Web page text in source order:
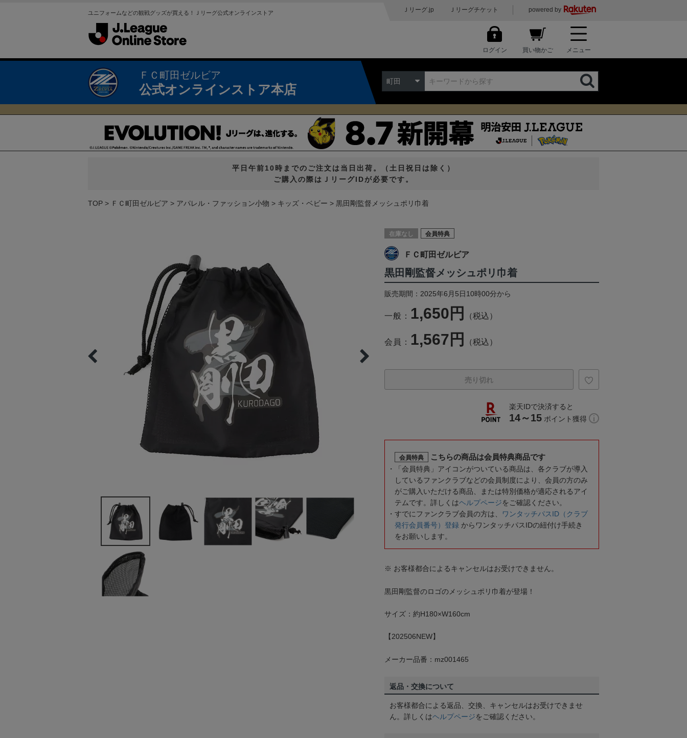
ユニフォームなどの観戦グッズが買える！Ｊリーグ公式オンラインストア Ｊリーグ.jp Ｊリーグチケット powered by
ログイン 買い物かご メニュー
ＦＣ町田ゼルビア
公式オンラインストア本店
町田
平日午前10時までのご注文は当日出荷。（土日祝日は除く）
ご購入の際はＪリーグIDが必要です。
TOP ＦＣ町田ゼルビア アパレル・ファッション小物 キッズ・ベビー 黒田剛監督メッシュポリ巾着
在庫なし 会員特典
ＦＣ町田ゼルビア
黒田剛監督メッシュポリ巾着
販売期間：2025年6月5日10時00分から
一般： 1,650円 （税込）
会員： 1,567円 （税込）
売り切れ
楽天IDで決済すると
14～15 ポイント獲得
会員特典 こちらの商品は会員特典商品です
「会員特典」アイコンがついている商品は、各クラブが導入
しているファンクラブなどの会員制度により、会員の方のみ
がご購入いただける商品、または特別価格が適応されるアイ
テムです。詳しくはヘルプページをご確認ください。
すでにファンクラブ会員の方は、
ワンタッチパスID（クラブ
発行会員番号）登録 からワンタッチパスIDの紐付け手続き
をお願いします。
※ お客様都合によるキャンセルはお受けできません。
黒田剛監督のロゴのメッシュポリ巾着が登場！
サイズ：約H180×W160cm
【202506NEW】
メーカー品番：mz001465
返品・交換について
お客様都合による返品、交換、キャンセルはお受けできませ
ん。詳しくはヘルプページをご確認ください。